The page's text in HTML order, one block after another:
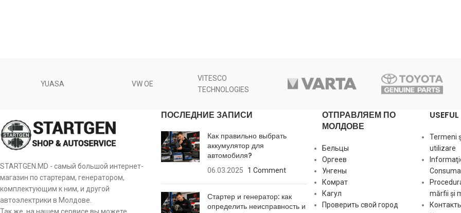
YUASA VW OE
VITESCO
TECHNOLOGIES
STARTGEN.MD - самый большой интернет-
магазин по стартерам, генератором,
комплектующим к ним, и другой
автоэлектрики в Молдове.
Так же, на нашем сервисе вы можете
ПОСЛЕДНИЕ ЗАПИСИ
Как правильно выбрать
аккумулятор для
автомобиля?
06.03.2025 1 Comment
Стартер и генератор: как
определить неисправность и
ОТПРАВЛЯЕМ ПО
МОЛДОВЕ
Бельцы
Оргеев
Унгены
Комрат
Кагул
Проверить свой город
Termeni
utilizare
mărfii și